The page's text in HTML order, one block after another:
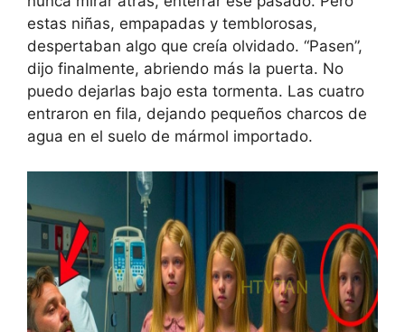
estas niñas, empapadas y temblorosas,
despertaban algo que creía olvidado. “Pasen”,
dijo finalmente, abriendo más la puerta. No
puedo dejarlas bajo esta tormenta. Las cuatro
entraron en fila, dejando pequeños charcos de
agua en el suelo de mármol importado.